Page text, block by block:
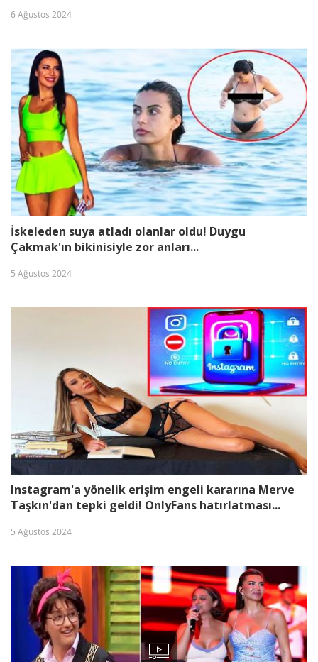
6 Ağustos 2024
İskeleden suya atladı olanlar oldu! Duygu
Çakmak'ın bikinisiyle zor anları...
5 Ağustos 2024
Instagram'a yönelik erişim engeli kararına Merve
Taşkın'dan tepki geldi! OnlyFans hatırlatması...
5 Ağustos 2024